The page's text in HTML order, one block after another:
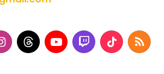
Instagram
ThreadsYouTubeTwitchTikTokRSS